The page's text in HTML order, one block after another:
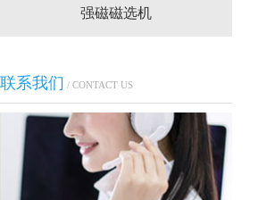
强磁磁选机
联系我们 / CONTACT US